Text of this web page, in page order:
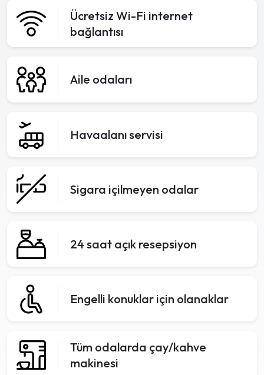
Ücretsiz Wi-Fi internet
bağlantısı
Aile odaları
Havaalanı servisi
Sigara içilmeyen odalar
24 saat açık resepsiyon
Engelli konuklar için olanaklar
Tüm odalarda çay/kahve
makinesi